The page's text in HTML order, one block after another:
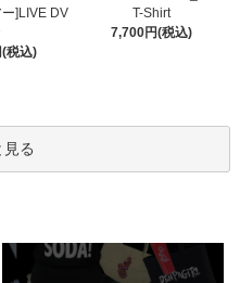
]LIVE DV
税込)
T-Shirt
7,700円(税込)
見る